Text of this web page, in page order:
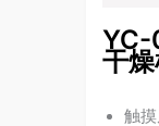
YC-
干
触摸